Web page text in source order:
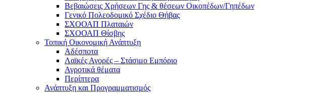
Βεβαιώσεις Χρήσεων Γης & θέσεων Οικοπέδων/Γηπέδων
Γενικό Πολεοδομικό Σχέδιο Θήβας
ΣΧΟΟΑΠ Πλαταιών
ΣΧΟΟΑΠ Θίσβης
Τοπική Οικονομική Ανάπτυξη
Αδέσποτα
Λαϊκές Αγορές – Στάσιμο Εμπόριο
Αγροτικά θέματα
Περίπτερα
Ανάπτυξη και Προγραμματισμός